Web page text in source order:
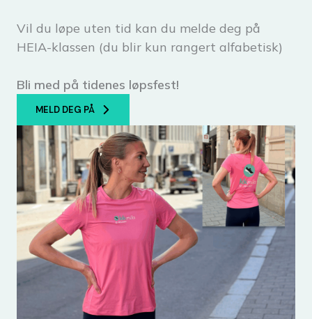
Vil du løpe uten tid kan du melde deg på
HEIA-klassen (du blir kun rangert alfabetisk)
Bli med på tidenes løpsfest!
MELD DEG PÅ